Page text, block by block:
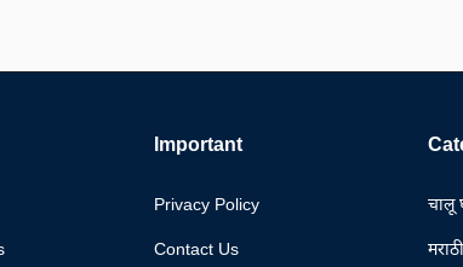
Important
Privacy Policy
Contact Us
चालू